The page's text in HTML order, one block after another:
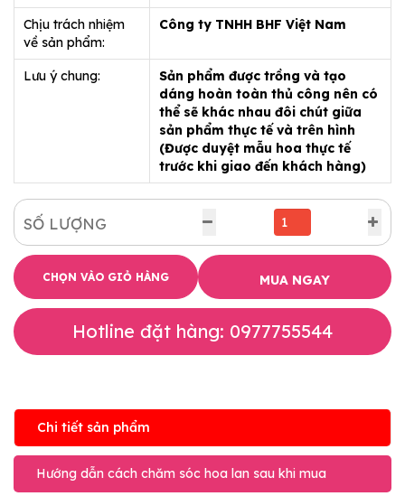
Chịu trách nhiệm
về sản phẩm:
Công ty TNHH BHF Việt Nam
Lưu ý chung:
Sản phẩm được trồng và tạo
dáng hoàn toàn thủ công nên có
thể sẽ khác nhau đôi chút giữa
sản phẩm thực tế và trên hình
(Được duyệt mẫu hoa thực tế
trước khi giao đến khách hàng)
SỐ LƯỢNG
CHỌN VÀO GIỎ HÀNG MUA NGAY
Hotline đặt hàng: 0977755544
Chi tiết sản phẩm
Hướng dẫn cách chăm sóc hoa lan sau khi mua